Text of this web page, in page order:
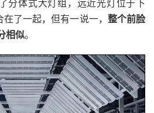
分体式大灯组，远近光灯位于下
了一起，但有一说一， 整个前脸
相似。